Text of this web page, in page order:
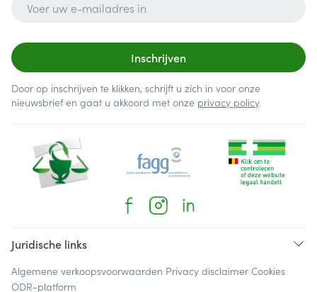
Inschrijven
Door op inschrijven te klikken, schrijft u zich in voor onze
nieuwsbrief en gaat u akkoord met onze privacy policy.
Juridische links
Algemene verkoopsvoorwaarden Privacy disclaimer Cookies
ODR-platform